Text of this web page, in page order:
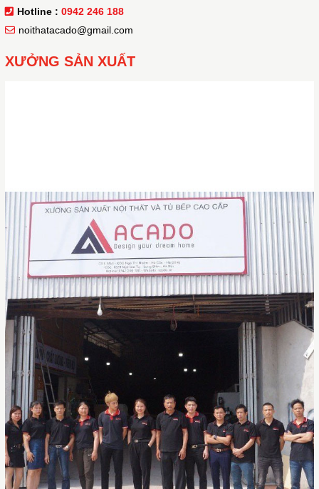
Hotline : 0942 246 188
noithatacado@gmail.com
XƯỞNG SẢN XUẤT